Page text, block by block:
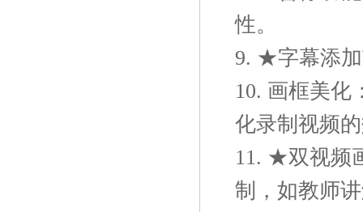
性。
9. ★字幕添
10. 画框美化
化录制视频
11. ★双视频
制，如教师